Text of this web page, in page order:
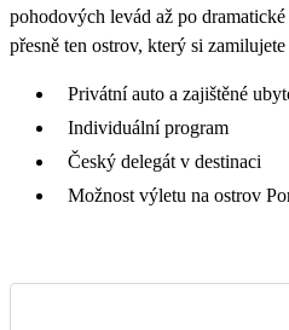
pohodových levád až po
přesně ten ostrov, který si
Privátní auto a zajištěné
Individuální program
Český delegát v destinaci
Možnost výletu na ostrov